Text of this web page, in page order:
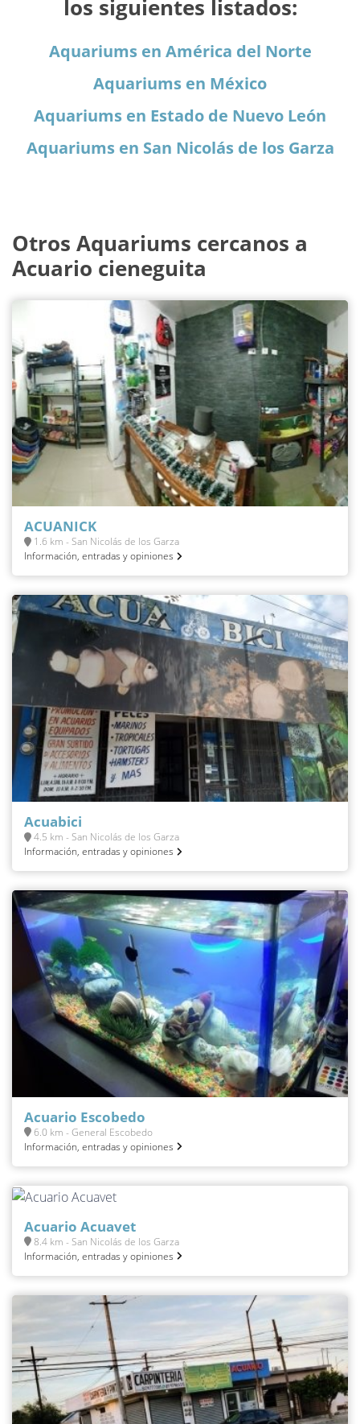
los siguientes listados:
Aquariums en América del Norte
Aquariums en México
Aquariums en Estado de Nuevo León
Aquariums en San Nicolás de los Garza
Otros Aquariums cercanos a
Acuario cieneguita
ACUANICK
1.6 km - San Nicolás de los Garza
Información, entradas y opiniones
Acuabici
4.5 km - San Nicolás de los Garza
Información, entradas y opiniones
Acuario Escobedo
6.0 km - General Escobedo
Información, entradas y opiniones
Acuario Acuavet
8.4 km - San Nicolás de los Garza
Información, entradas y opiniones